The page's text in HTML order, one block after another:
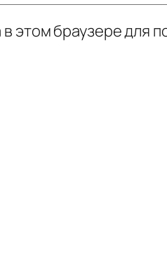
этом браузере для